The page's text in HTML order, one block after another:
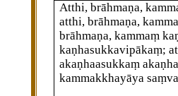
Atthi, brāhmaṇa,
atthi, brāhmaṇa,
brāhmaṇa, kammaṃ
kaṇhasukkavipākaṃ;
akaṇhaasukkaṃ
kammakkhayāya